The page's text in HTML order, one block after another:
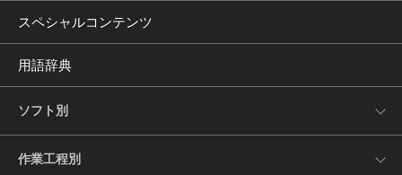
スペシャルコンテンツ
用語辞典
ソフト別
作業工程別